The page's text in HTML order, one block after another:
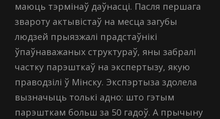
маюць тэрмінаў даўнасці. Пасля першага
звароту актывістаў на месца загубы
людзей прыязжалі прадстаўнікі
ўпаўнаважаных структураў, яны забралі
частку парэшткаў на экспертызу, якую
праводзілі ў Мінску. Экспэртыза здолела
вызначыць толькі адно: што гэтым
парэшткам больш за 50 гадоў. А прычыну